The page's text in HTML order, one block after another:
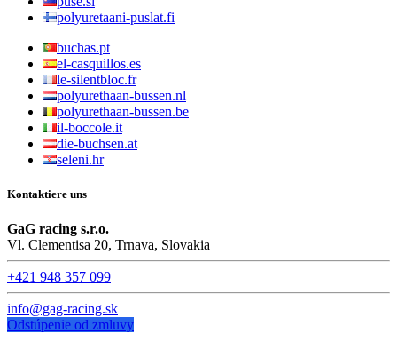
polyuretaani-puslat.fi
buchas.pt
el-casquillos.es
le-silentbloc.fr
polyurethaan-bussen.nl
polyurethaan-bussen.be
il-boccole.it
die-buchsen.at
seleni.hr
Kontaktiere uns
GaG racing s.r.o.
Vl. Clementisa 20, Trnava, Slovakia
+421 948 357 099
info@gag-racing.sk
Odstúpenie od zmluvy